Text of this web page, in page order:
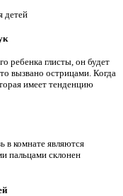
детей
ребенка глисты, он будет
вызвано острицами. Когда
имеет тенденцию
в комнате являются
пальцами склонен